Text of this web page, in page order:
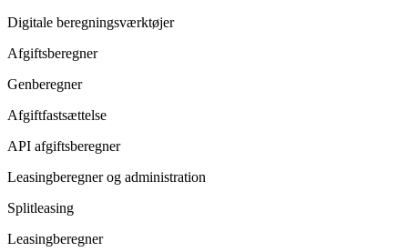
Digitale beregningsværktøjer
Afgiftsberegner
Genberegner
Afgiftfastsættelse
API afgiftsberegner
Leasingberegner og administration
Splitleasing
Leasingberegner